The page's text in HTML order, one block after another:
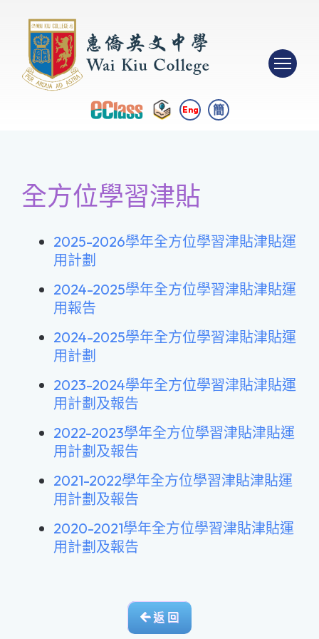
Eng 簡
全方位學習津貼
2025-2026學年全方位學習津貼津貼運
用計劃
2024-2025學年全方位學習津貼津貼運
用報告
2024-2025學年全方位學習津貼津貼運
用計劃
2023-2024學年全方位學習津貼津貼運
用計劃及報告
2022-2023學年全方位學習津貼津貼運
用計劃及報告
2021-2022學年全方位學習津貼津貼運
用計劃及報告
2020-2021學年全方位學習津貼津貼運
用計劃及報告
返 回